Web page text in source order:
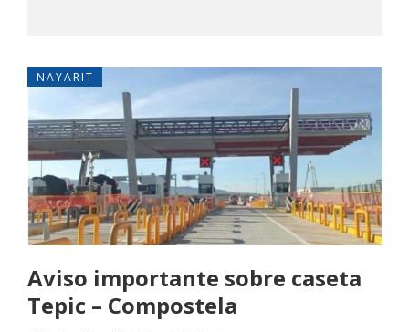
NAYARIT
Aviso importante sobre caseta
Tepic – Compostela